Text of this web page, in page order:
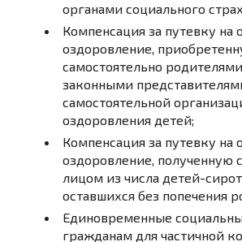
органами социального
Компенсация за путевку на
оздоровление,
самостоятельно
законными
самостоятельной
оздоровления детей;
Компенсация за путевку на
оздоровление, полученную
лицом из числа детей-
оставшихся без попечения
Единовременные
гражданам для частичной